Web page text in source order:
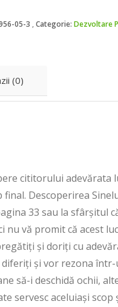
05-3 Categorie:Dezvoltare
(0)
cititorului adevărata
Descoperirea
33 sau la sfârșitul
nu vă promit că acest
și doriți cu
și vor rezona
să-i deschidă ochii,
servesc aceluiași scop